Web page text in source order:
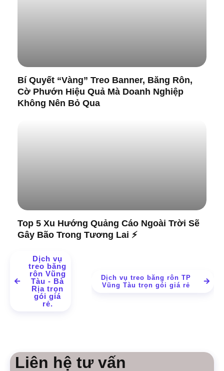
Bí Quyết “Vàng” Treo Banner, Băng Rôn,
Cờ Phướn Hiệu Quả Mà Doanh Nghiệp
Không Nên Bỏ Qua
Top 5 Xu Hướng Quảng Cáo Ngoài Trời Sẽ
Gây Bão Trong Tương Lai ⚡
Dịch vụ
treo băng
rôn Vũng
Tàu - Bà
Rịa trọn
gói giá
rẻ.
Dịch vụ treo băng rôn TP
Vũng Tàu trọn gói giá rẻ
Liên hệ tư vấn